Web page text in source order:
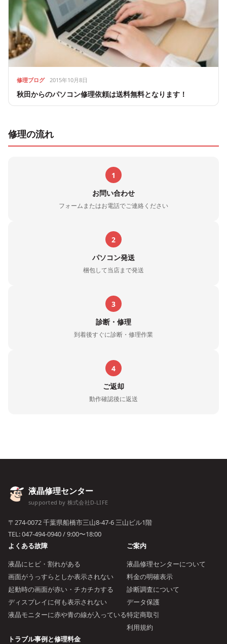
修理ブログ 2015年10月8日
秋田からのパソコン修理依頼は送料無料となります！
修理の流れ
1
お問い合わせ
フォームまたはお電話でご連絡ください
2
パソコン発送
梱包して当店まで発送
3
診断・修理
到着後すぐに診断・修理作業
4
ご返却
動作確認後に返送
液晶修理センター
supported by 株式会社D-LIFE
〒274-0072 千葉県船橋市三山8-47-6 三山ビル1階
TEL:047-494-0940/ 9:00〜18:00
よくある故障
液晶にヒビ・割れがある
画面がうっすらとしか表示されない
起動時の画面が赤い・チカチカする
ディスプレイに何も表示されない
液晶モニターに赤や青の線が入っている
ご案内
液晶修理センターについて
料金の明確表示
診断調査について
データ保護
特定商取引
利用規約
トラブル事例と修理料金